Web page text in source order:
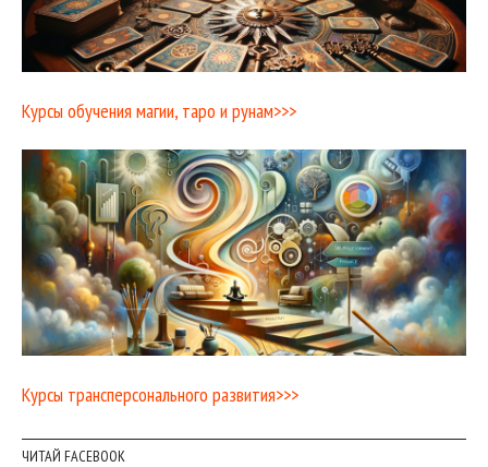
Курсы обучения магии, таро и рунам>>>
Курсы трансперсонального развития>>>
ЧИТАЙ FACEBOOK